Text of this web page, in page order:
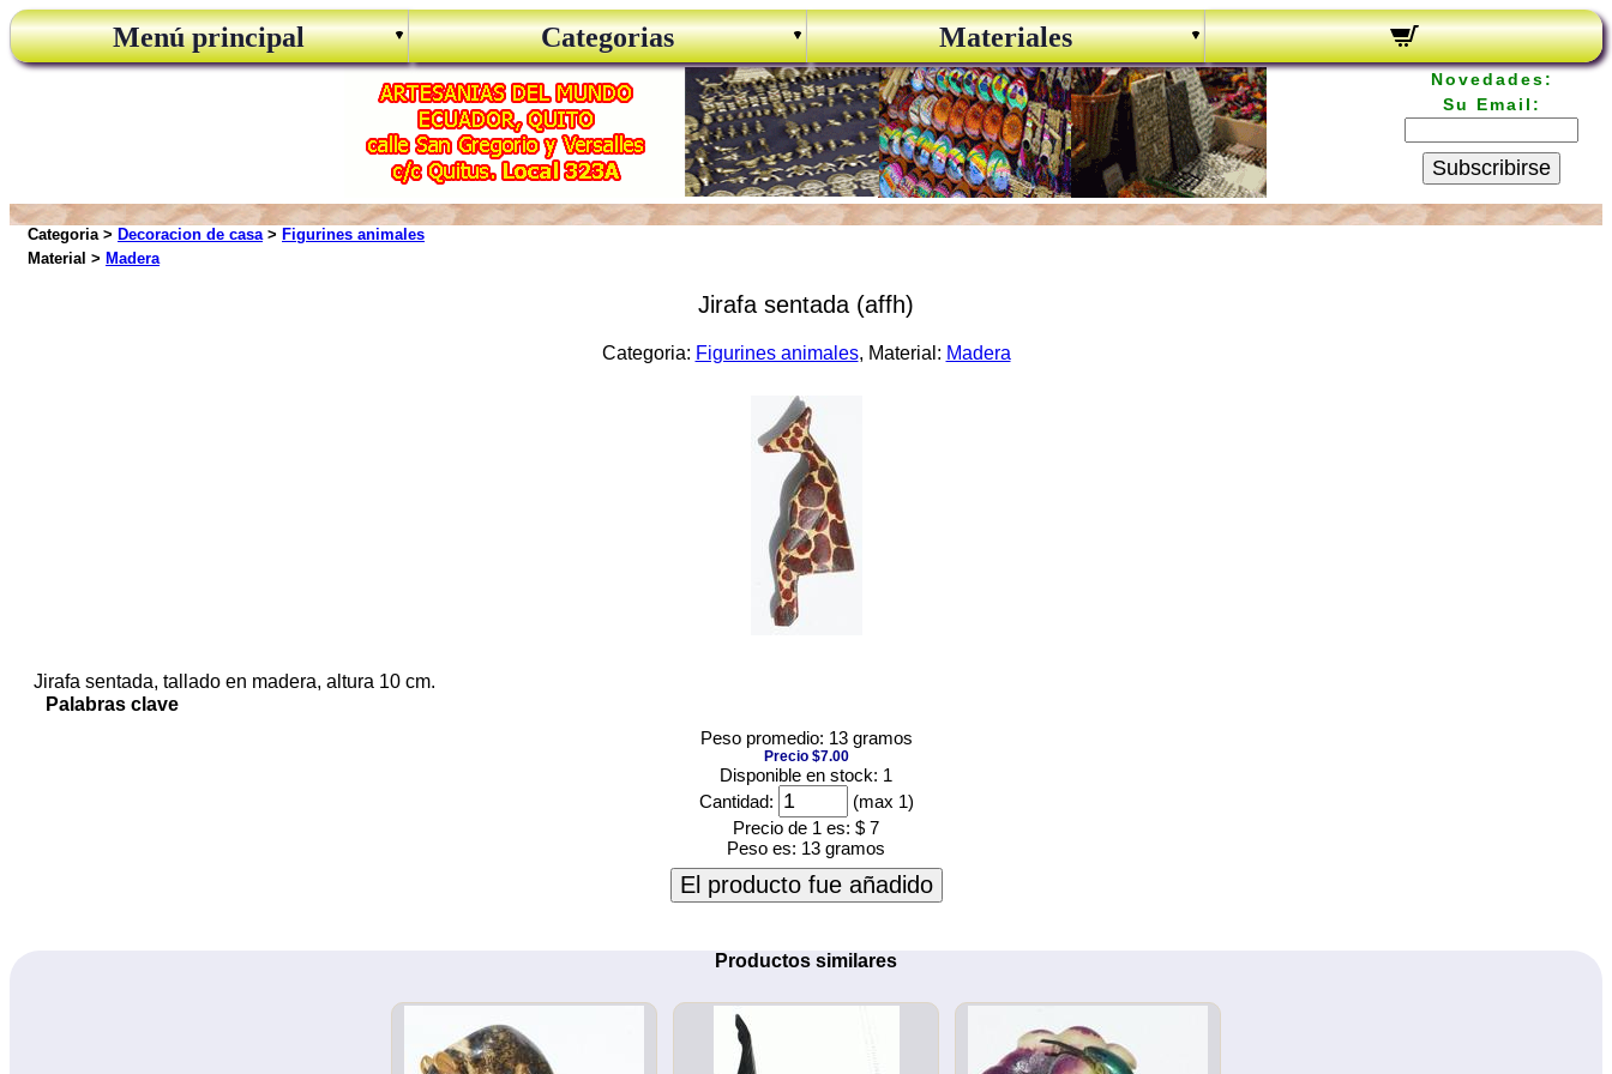
Menú principal Categorias Materiales
Novedades:
Su Email:
Subscribirse
Categoria > Decoracion de casa> Figurines animales
Material > Madera
Jirafa sentada (affh)
Categoria: Figurines animales, Material: Madera
Jirafa sentada, tallado en madera, altura 10 cm.
Palabras clave
Peso promedio: 13 gramos
Precio $7.00
Disponible en stock: 1
Cantidad:
(max 1)
Precio de 1 es: $ 7
Peso es: 13 gramos
El producto fue añadido
Productos similares